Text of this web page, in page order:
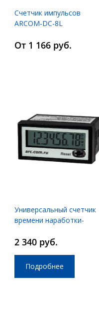
Счетчик импульсов
ARCOM-DC-8L
От 1 166 руб.
Универсальный счетчик
времени наработки-
ARCOM-TC-2400
2 340 руб.
Подробнее